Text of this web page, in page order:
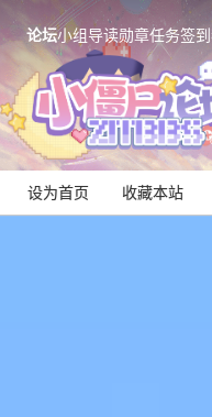
论坛小组导读勋章任务签到
设为首页 收藏本站